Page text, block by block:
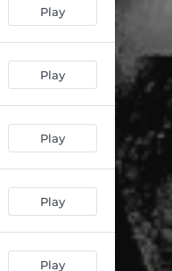
Play
Play
Play
Play
Play